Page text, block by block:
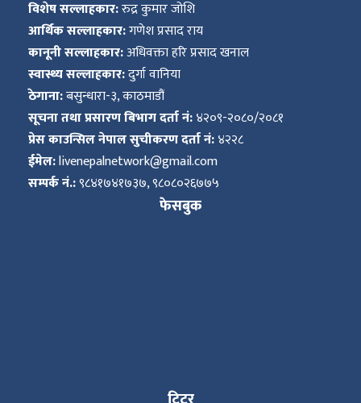
विशेष सल्लाहकार:रुद्र कुमार जोशि
आर्थिक सल्लाहकार:गणेश प्रसाद राय
कानूनी सल्लाहकार:अधिवक्ता हरि प्रसाद खनाल
स्वास्थ्य सल्लाहकार:दुर्गा वानिया
ठेगाना:बसुन्धारा-३, काठमाडौं
सूचना तथा प्रसारण बिभाग दर्ता नं:४२०९-२०८०/२०८१
प्रेस काउन्सिल नेपाल सुचीकरण दर्ता नं:४२२८
ईमेल:livenepalnetwork@gmail.com
सम्पर्क नं.:९८४१७४१७३७, ९८०८०२६७७५
फेसबुक